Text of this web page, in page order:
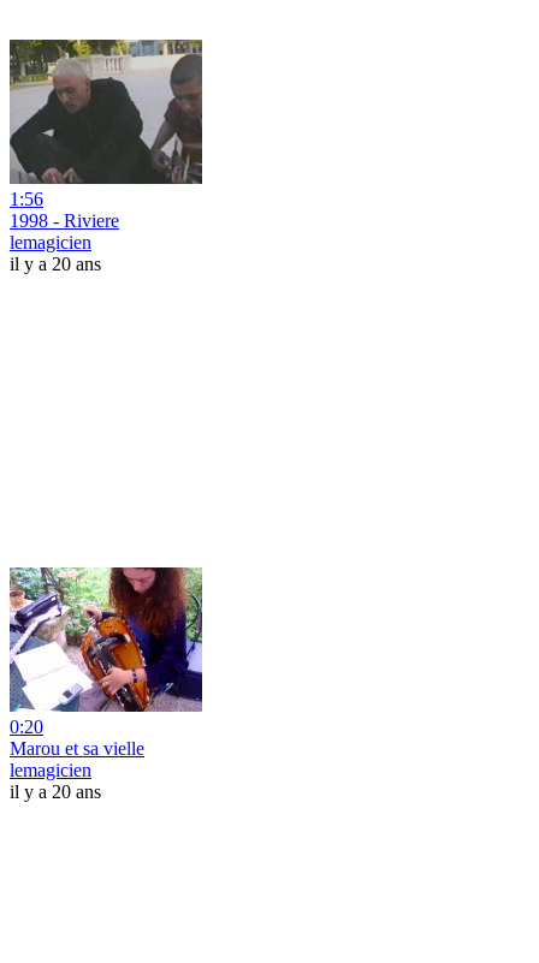
1:56
1998 - Riviere
lemagicien
il y a 20 ans
0:20
Marou et sa vielle
lemagicien
il y a 20 ans